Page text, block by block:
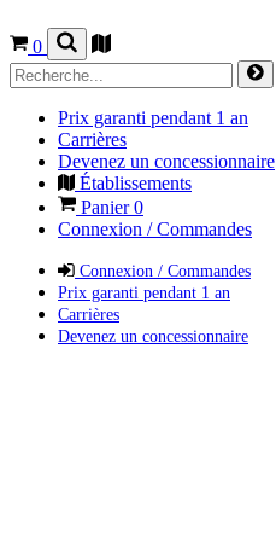
0
Prix garanti pendant 1 an
Carrières
Devenez un concessionnaire
Établissements
Panier0
Connexion / Commandes
Connexion / Commandes
Prix garanti pendant 1 an
Carrières
Devenez un concessionnaire